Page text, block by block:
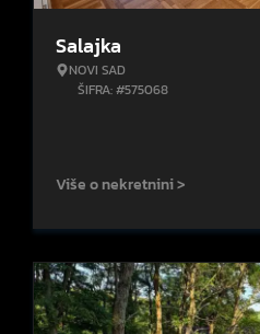
Salajka
NOVI SAD
ŠIFRA: #575068
Više o nekretnini >